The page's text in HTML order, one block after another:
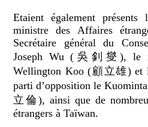
Etaient également
ministre des Affaires
Secrétaire général du
Joseph Wu (吳釗燮), le
Wellington Koo (顧立雄) et
parti d’opposition le
立倫), ainsi que de
étrangers à Taïwan.